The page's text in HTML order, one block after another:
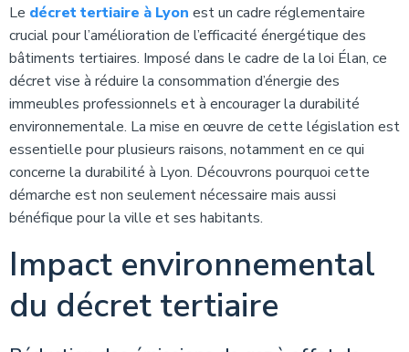
Le décret tertiaire à Lyon est un cadre réglementaire
crucial pour l’amélioration de l’efficacité énergétique des
bâtiments tertiaires. Imposé dans le cadre de la loi Élan, ce
décret vise à réduire la consommation d’énergie des
immeubles professionnels et à encourager la durabilité
environnementale. La mise en œuvre de cette législation est
essentielle pour plusieurs raisons, notamment en ce qui
concerne la durabilité à Lyon. Découvrons pourquoi cette
démarche est non seulement nécessaire mais aussi
bénéfique pour la ville et ses habitants.
Impact environnemental
du décret tertiaire